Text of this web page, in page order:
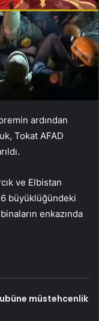
ardından
Tokat AFAD
ve Elbistan
büyüklüğündeki
enkazında
müstehcenlik